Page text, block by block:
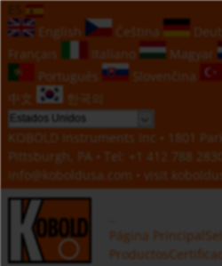
English
Čeština
Français
Italiano Magyar
Português
Slovenčina
中文
한국의
KOBOLD Instruments Inc • 1801
Pittsburgh, PA • Tel:
+1 412 788 2830
info@koboldusa.com • visit
Página Principal
Productos